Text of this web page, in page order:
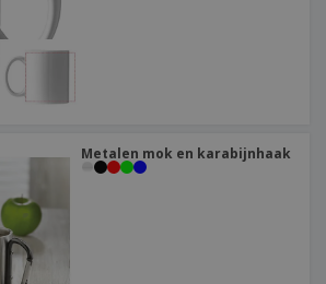
Metalen mok en karabijnhaak